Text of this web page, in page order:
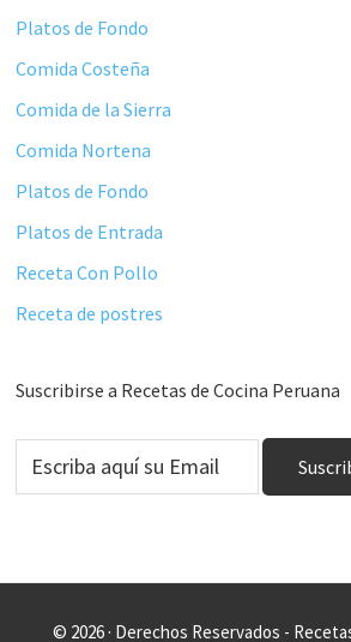
Platos de Fondo
Comida Costeña
Comida de la Sierra
Comida Nortena
Platos de Fondo
Platos de Entrada
Receta Con Pollo
Receta de postres
Suscribirse a Recetas de Cocina Peruana
© 2026 · Derechos Reservados -